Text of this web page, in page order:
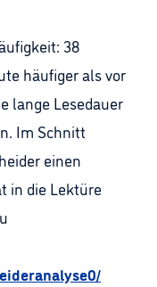
38
häufiger als vor
lange Lesedauer
Im Schnitt
einen
in die Lektüre